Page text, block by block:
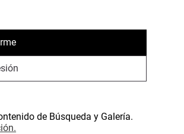
de Búsqueda y Galería.